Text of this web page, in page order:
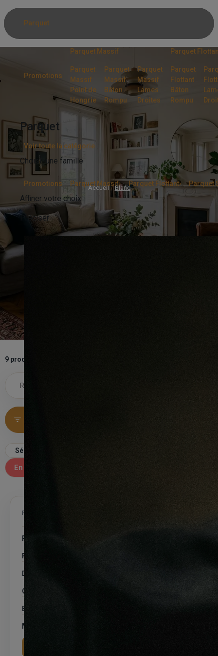
Panneau de gestion des cookies
Parquet
Promotions
Parquet Massif
Parquet
Massif
Point de
Hongrie
Parquet
Massif
Bâton
Rompu
Parquet
Massif
Lames
Droites
Parquet
Parquet
Flottant
Bâton
Rompu
Parquet
Voir toute la catégorie
Choisir une famille
Promotions Parquet Massif› Parquet Flottant› Parquet
Affiner votre choix
Préciser
Accueil/Blanc
9 produits
En promotion
FILTRER LES PRODUITS 9 produits
Prix
Finition
Dimension
Couleur
Essence
Motif